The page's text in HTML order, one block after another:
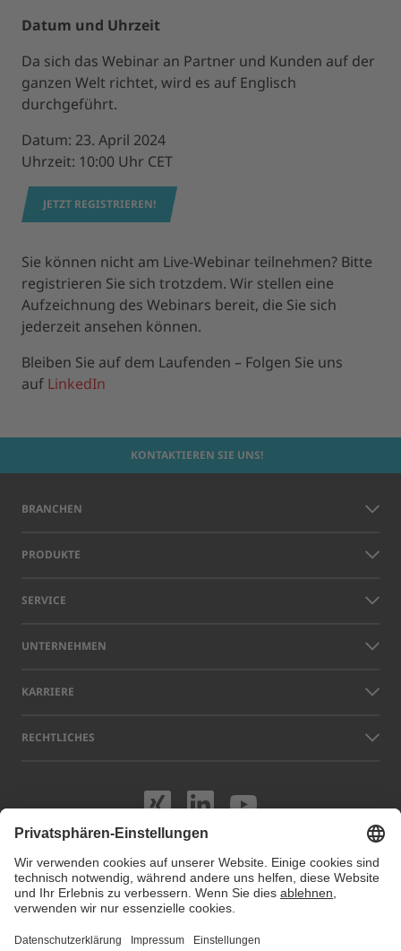
Datum und Uhrzeit
Da sich das Webinar an Partner und Kunden auf der
ganzen Welt richtet, wird es auf Englisch
durchgeführt.
Datum: 23. April 2024
Uhrzeit: 10:00 Uhr CET
JETZT REGISTRIEREN!
Sie können nicht am Live-Webinar teilnehmen? Bitte
registrieren Sie sich trotzdem. Wir stellen eine
Aufzeichnung des Webinars bereit, die Sie sich
jederzeit ansehen können.
Bleiben Sie auf dem Laufenden – Folgen Sie uns
auf LinkedIn
KONTAKTIEREN SIE UNS!
BRANCHEN
PRODUKTE
SERVICE
UNTERNEHMEN
KARRIERE
RECHTLICHES
Besuchen Sie
Besuchen Sie
Besuchen
Namen anderer Unternehmen und Produkte, die auf dieser Website
gezeigt werden, können Warenzeichen oder eingetragene Marken sein,
die nicht LAP, sondern den jeweiligen Eigentümern gehören. Unsere
Einstellungenverwalten oder deaktivieren. Für weitere Informationen